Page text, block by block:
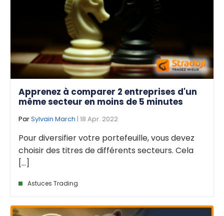
Apprenez à comparer 2 entreprises d'un
même secteur en moins de 5 minutes
ParSylvain March | 18 Apr. 2022
Pour diversifier votre portefeuille, vous devez
choisir des titres de différents secteurs. Cela
[...]
Astuces Trading